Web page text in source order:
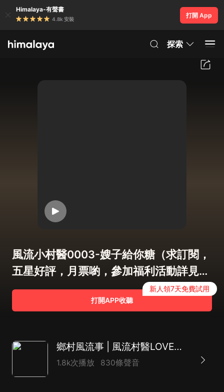
Himalaya-有聲書
4.8k 安裝
打開 App
探索
風流小村醫0003-嫂子給你糖（求訂閱，
五星好評，月票喲，參加福利活動詳見專
輯海報）
打開APP收聽
新人領7天免費試用
鄉村風流事 | 風流村醫LOVE俏佳人
1.8k次播放 830條聲音